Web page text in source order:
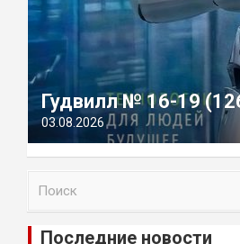
Гудвилл № 16-19
03.08.2026
и
Последние новости